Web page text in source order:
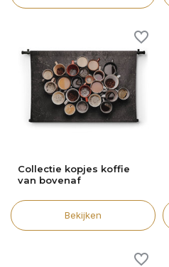
Collectie kopjes koffie
van bovenaf
Bekijken